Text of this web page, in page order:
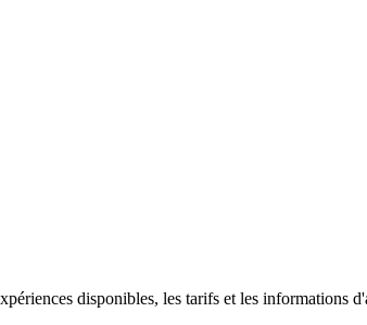
disponibles, les tarifs et les informations